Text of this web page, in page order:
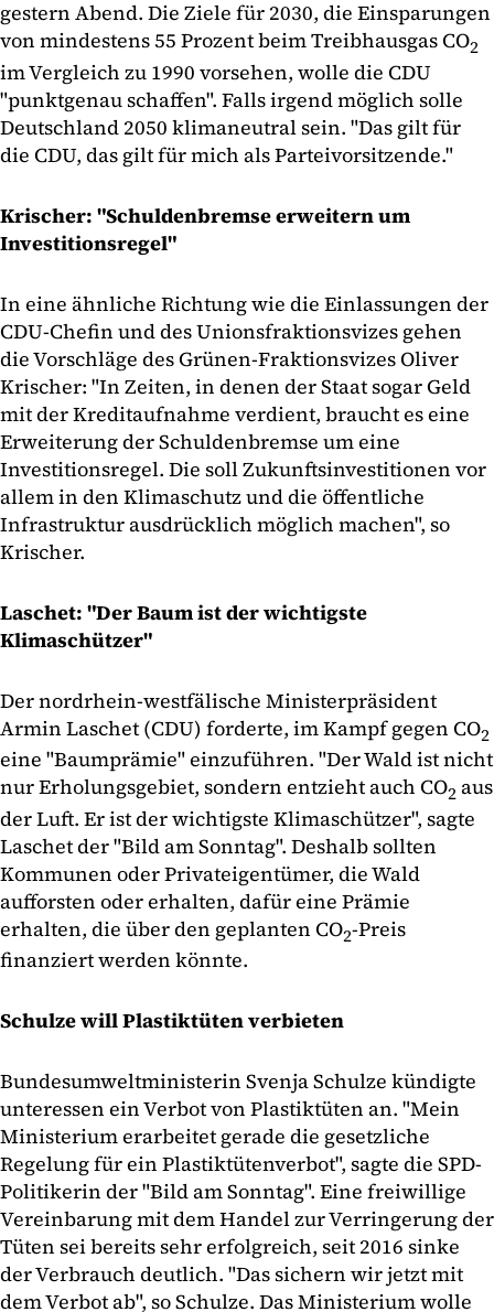
gestern Abend. Die Ziele für 2030, die Einsparungen
von mindestens 55 Prozent beim Treibhausgas CO2
im Vergleich zu 1990 vorsehen, wolle die CDU
"punktgenau schaffen". Falls irgend möglich solle
Deutschland 2050 klimaneutral sein. "Das gilt für
die CDU, das gilt für mich als Parteivorsitzende."
Krischer: "Schuldenbremse erweitern um
Investitionsregel"
In eine ähnliche Richtung wie die Einlassungen der
CDU-Chefin und des Unionsfraktionsvizes gehen
die Vorschläge des Grünen-Fraktionsvizes Oliver
Krischer: "In Zeiten, in denen der Staat sogar Geld
mit der Kreditaufnahme verdient, braucht es eine
Erweiterung der Schuldenbremse um eine
Investitionsregel. Die soll Zukunftsinvestitionen vor
allem in den Klimaschutz und die öffentliche
Infrastruktur ausdrücklich möglich machen", so
Krischer.
Laschet: "Der Baum ist der wichtigste
Klimaschützer"
Der nordrhein-westfälische Ministerpräsident
Armin Laschet (CDU) forderte, im Kampf gegen CO2
eine "Baumprämie" einzuführen. "Der Wald ist nicht
nur Erholungsgebiet, sondern entzieht auch CO2aus
der Luft. Er ist der wichtigste Klimaschützer", sagte
Laschet der "Bild am Sonntag". Deshalb sollten
Kommunen oder Privateigentümer, die Wald
aufforsten oder erhalten, dafür eine Prämie
erhalten, die über den geplanten CO2-Preis
finanziert werden könnte.
Schulze will Plastiktüten verbieten
Bundesumweltministerin Svenja Schulze kündigte
unteressen ein Verbot von Plastiktüten an. "Mein
Ministerium erarbeitet gerade die gesetzliche
Regelung für ein Plastiktütenverbot", sagte die SPD-
Politikerin der "Bild am Sonntag". Eine freiwillige
Vereinbarung mit dem Handel zur Verringerung der
Tüten sei bereits sehr erfolgreich, seit 2016 sinke
der Verbrauch deutlich. "Das sichern wir jetzt mit
dem Verbot ab", so Schulze. Das Ministerium wolle